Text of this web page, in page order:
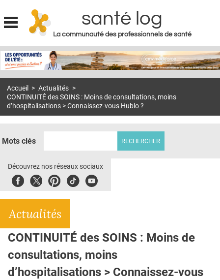
Jump to navigation
santé log
La communauté des professionnels de santé
MON COMPTE
S'ABONNER À LA REVUE SOIN À DOMICILE
ACTUS
E-REVUE SAD
THÉMA
Accueil > Actualités >
CONTINUITÉ des SOINS : Moins de consultations, moins
d’hospitalisations > Connaissez-vous Hublo ?
Mots clés
Découvrez nos réseaux sociaux
FacebookTwitterPinterest
TiktokYoubute
Actualités
CONTINUITÉ des SOINS : Moins de
consultations, moins
d’hospitalisations > Connaissez-vous